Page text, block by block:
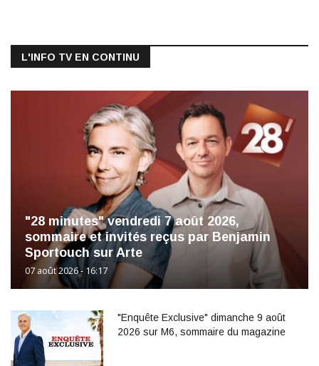
L'INFO TV EN CONTINU
"28 minutes" vendredi 7 août 2026,
sommaire et invités reçus par Benjamin
Sportouch sur Arte
07 août 2026 - 16:17
"Enquête Exclusive" dimanche 9 août
2026 sur M6, sommaire du magazine